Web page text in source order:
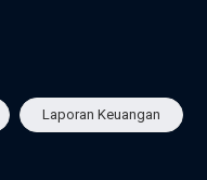
Laporan Keuangan